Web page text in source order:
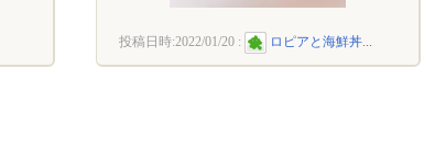
投稿日時:2022/01/20 : ロピアと海鮮丼...